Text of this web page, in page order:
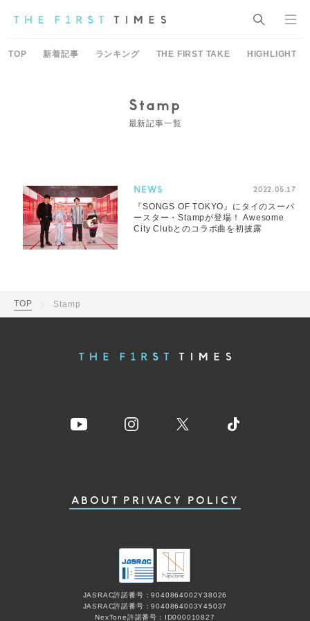
TOP 新着記事 ランキング THE FIRST TAKE HIGHLIGHT
Stamp
最新記事一覧
NEWS 2022.05.17
『SONGS OF TOKYO』にタイのスーパ
ースター・Stampが登場！ Awesome
City Clubとのコラボ曲を初披露
TOP Stamp
ABOUT PRIVACY POLICY
JASRAC許諾番号：9040864002Y38026
JASRAC許諾番号：9040864003Y45037
NexTone許諾番号：ID000010827